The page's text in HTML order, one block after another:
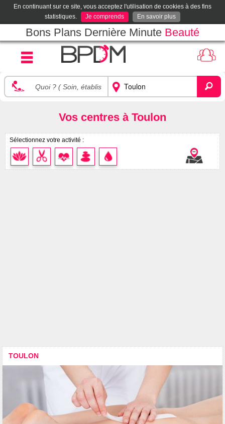
En continuant sur ce site, vous acceptez l'utilisation de cookies à des fins
statistiques.
Je comprends En savoir plus
Bons Plans Dernière Minute Beauté
Vos centres à Toulon
Sélectionnez votre activité :
TOULON